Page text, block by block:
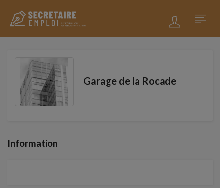
Garage de la Rocade
Information